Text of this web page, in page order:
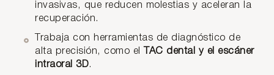
invasivas, que reducen molestias y aceleran la
recuperación.
Trabaja con herramientas de diagnóstico de
alta precisión, como el
TAC dental y el escáner
intraoral 3D.